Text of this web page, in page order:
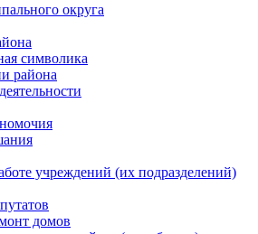
округа
символика
района
учреждений (их подразделений)
домов